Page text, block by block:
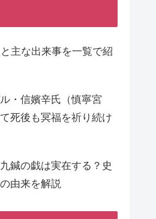
主な出来事を一覧で紹
・信嬪辛氏（慎寧宮
死後も冥福を祈り続け
鍼の戯は実在する？史
由来を解説